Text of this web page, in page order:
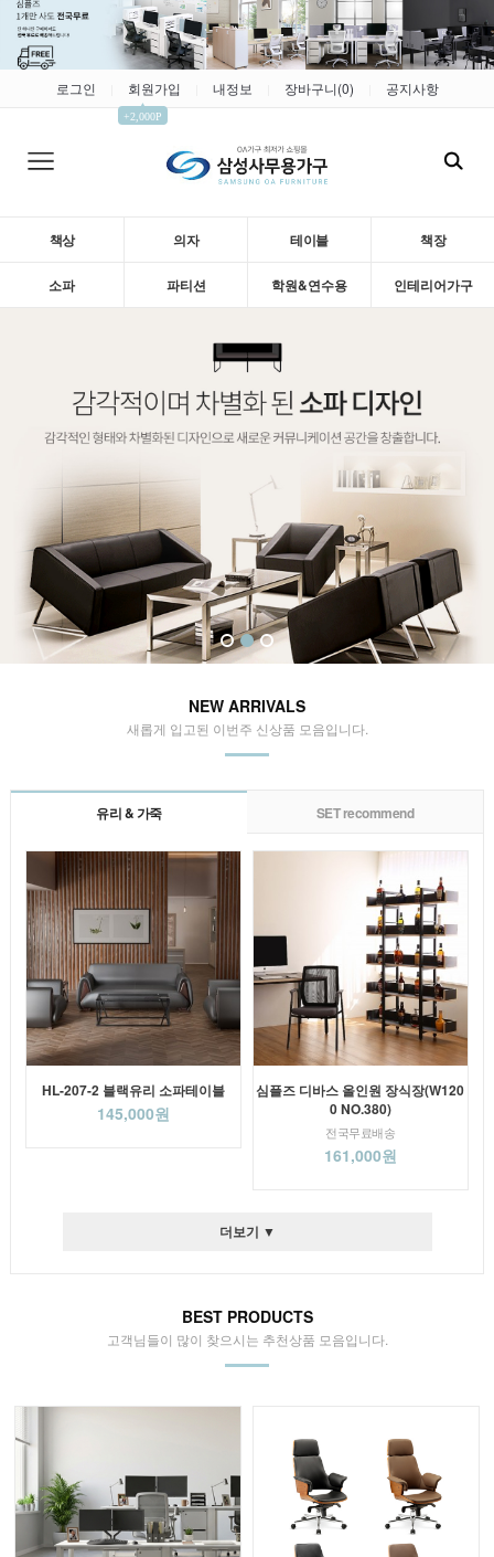
로그인 회원가입
▲
+2,000P
내정보 장바구니(0) 공지사항
책상 의자 테이블 책장
소파 파티션 학원&연수용 인테리어가구
NEW ARRIVALS
새롭게 입고된 이번주 신상품 모음입니다.
유리 & 가죽 SET recommend
HL-207-2 블랙유리 소파테이블
145,000원
심플즈 디바스 올인원 장식장(W120
0 NO.380)
전국무료배송
161,000원
더보기 ▼
BEST PRODUCTS
고객님들이 많이 찾으시는 추천상품 모음입니다.